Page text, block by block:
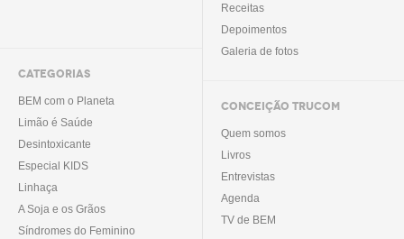
CATEGORIAS
BEM com o Planeta
Limão é Saúde
Desintoxicante
Especial KIDS
Linhaça
A Soja e os Grãos
Síndromes do Feminino
Receitas
Depoimentos
Galeria de fotos
CONCEIÇÃO TRUCOM
Quem somos
Livros
Entrevistas
Agenda
TV de BEM